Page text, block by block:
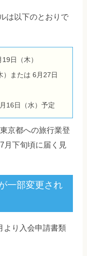
は以下のとおりで
日（木）
）または 6月27日
16日（水）予定
京都への旅行業登
月下旬頃に届く見
一部変更され
より入会申請書類